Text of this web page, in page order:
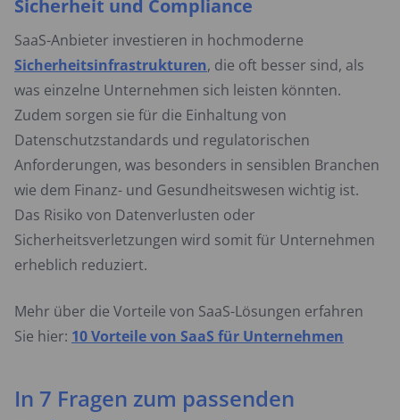
Sicherheit und Compliance
SaaS-Anbieter investieren in hochmoderne
Sicherheitsinfrastrukturen, die oft besser sind, als
was einzelne Unternehmen sich leisten könnten.
Zudem sorgen sie für die Einhaltung von
Datenschutzstandards und regulatorischen
Anforderungen, was besonders in sensiblen Branchen
wie dem Finanz- und Gesundheitswesen wichtig ist.
Das Risiko von Datenverlusten oder
Sicherheitsverletzungen wird somit für Unternehmen
erheblich reduziert.
Mehr über die Vorteile von SaaS-Lösungen erfahren
Sie hier: 10 Vorteile von SaaS für Unternehmen
In 7 Fragen zum passenden